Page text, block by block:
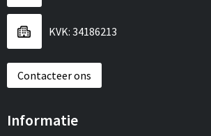
Sport
Veiligheid, Auto en Fiets
Vrije tijd en Strand
Reistassen
Rugzakken
Schoenentassen
KVK: 34186213
Contacteer ons
Informatie